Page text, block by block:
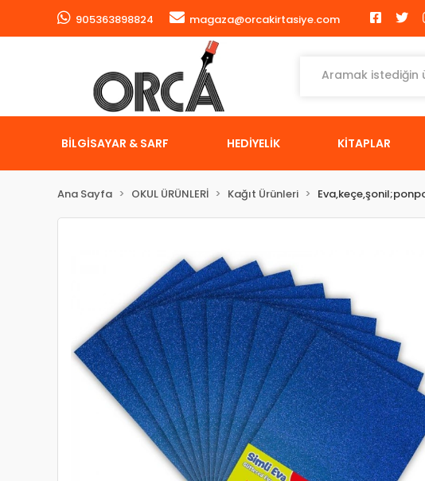
905363898824 magaza@orcakirtasiye.com
BİLGİSAYAR & SARF HEDİYELİK KİTAPLAR
Ana Sayfa OKUL ÜRÜNLERİ Kağıt Ürünleri